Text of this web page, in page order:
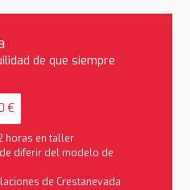
de que siempre
€
horas en taller
diferir del modelo de
de Crestanevada